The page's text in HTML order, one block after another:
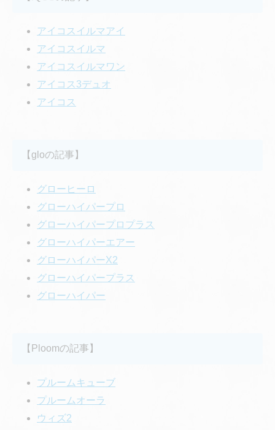
アイコスイルマアイ
アイコスイルマ
アイコスイルマワン
アイコス3デュオ
アイコス
【gloの記事】
グローヒーロ
グローハイパープロ
グローハイパープロプラス
グローハイパーエアー
グローハイパーX2
グローハイパープラス
グローハイパー
【Ploomの記事】
プルームキューブ
プルームオーラ
ウィズ2